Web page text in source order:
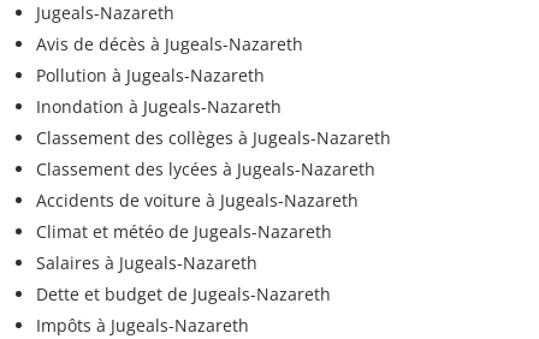
Jugeals-Nazareth
Avis de décès à Jugeals-Nazareth
Pollution à Jugeals-Nazareth
Inondation à Jugeals-Nazareth
Classement des collèges à Jugeals-Nazareth
Classement des lycées à Jugeals-Nazareth
Accidents de voiture à Jugeals-Nazareth
Climat et météo de Jugeals-Nazareth
Salaires à Jugeals-Nazareth
Dette et budget de Jugeals-Nazareth
Impôts à Jugeals-Nazareth